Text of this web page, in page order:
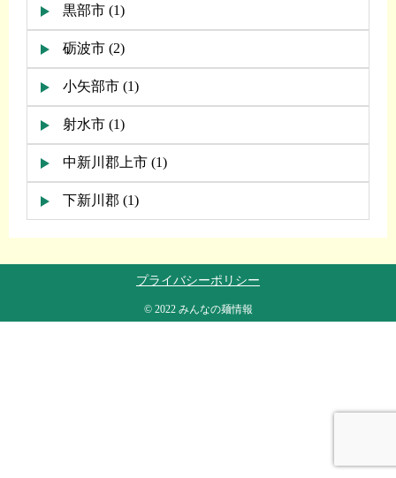
黒部市 (1)
砺波市 (2)
小矢部市 (1)
射水市 (1)
中新川郡上市 (1)
下新川郡 (1)
プライバシーポリシー
© 2022 みんなの麺情報